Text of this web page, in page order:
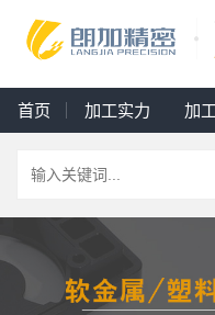
首页 加工实力 加